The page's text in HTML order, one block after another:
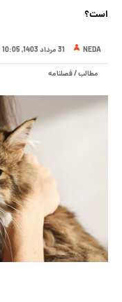
است؟
NEDA 31 مرداد 1403, 10:05
مطالب/فصلنامه